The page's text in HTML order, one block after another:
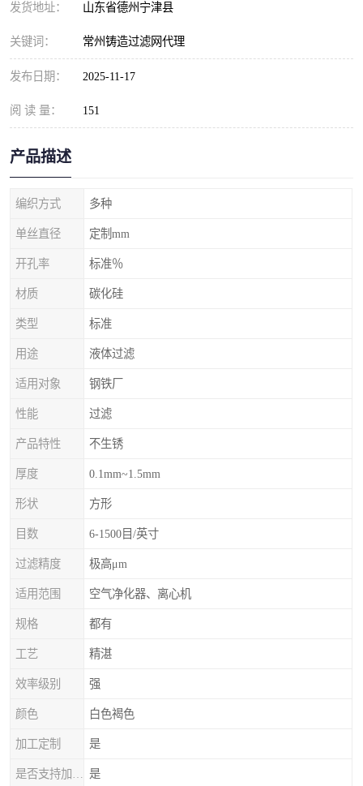
发货地址： 山东省德州宁津县
关键词： 常州铸造过滤网代理
发布日期： 2025-11-17
阅 读 量： 151
产品描述
编织方式 多种
单丝直径 定制mm
开孔率 标准％
材质 碳化硅
类型 标准
用途 液体过滤
适用对象 钢铁厂
性能 过滤
产品特性 不生锈
厚度 0.1mm~1.5mm
形状 方形
目数 6-1500目/英寸
过滤精度 极高μm
适用范围 空气净化器、离心机
规格 都有
工艺 精湛
效率级别 强
颜色 白色褐色
加工定制 是
是